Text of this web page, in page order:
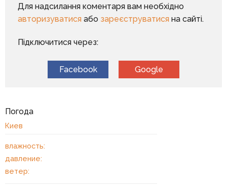
Для надсилання коментаря вам необхідно
авторизуватисяабо зареєструватисяна сайті.
Підключитися через:
Facebook Google
Погода
Киев
влажность:
давление:
ветер: